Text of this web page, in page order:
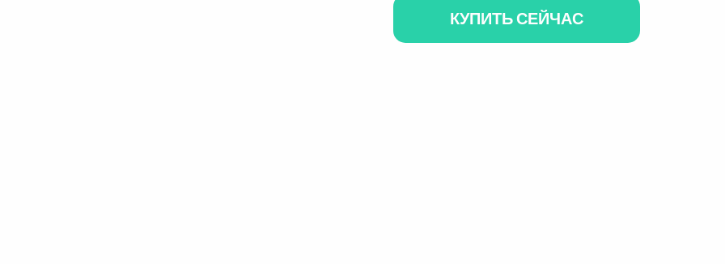
КУПИТЬ СЕЙЧАС